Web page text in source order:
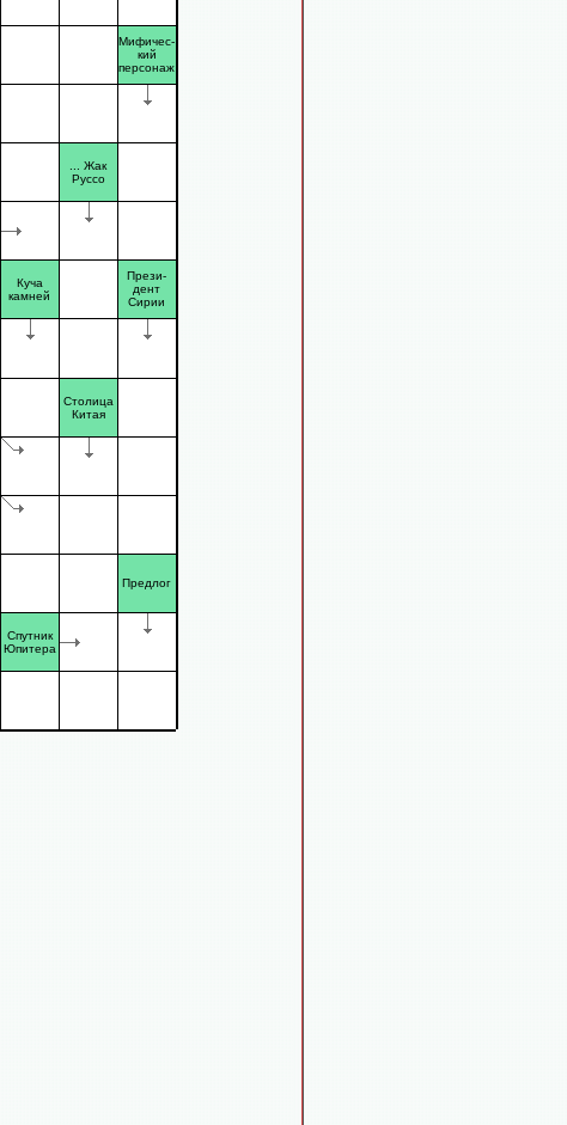
Мифичес-
кий
персонаж
... Жак
Руссо
Куча
камней
Прези-
дент
Сирии
Столица
Китая
Предлог
Спутник
Юпитера